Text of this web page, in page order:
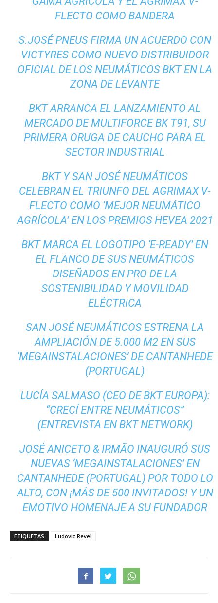
FLECTO COMO BANDERA
S.JOSÉ PNEUS FIRMA UN ACUERDO CON
VICTYRES COMO NUEVO DISTRIBUIDOR
OFICIAL DE LOS NEUMÁTICOS BKT EN LA
ZONA DE LEVANTE
BKT ARRANCA EL LANZAMIENTO AL
MERCADO DE MULTIFORCE BK T91, SU
PRIMERA ORUGA DE CAUCHO PARA EL
SECTOR INDUSTRIAL
BKT Y SAN JOSÉ NEUMÁTICOS
CELEBRAN EL TRIUNFO DEL AGRIMAX V-
FLECTO COMO ‘MEJOR NEUMÁTICO
AGRÍCOLA’ EN LOS PREMIOS HEVEA 2021
BKT MARCA EL LOGOTIPO ‘E-READY’ EN
EL FLANCO DE SUS NEUMÁTICOS
DISEÑADOS EN PRO DE LA
SOSTENIBILIDAD Y MOVILIDAD
ELÉCTRICA
SAN JOSÉ NEUMÁTICOS ESTRENA LA
AMPLIACIÓN DE 5.000 M2 EN SUS
‘MEGAINSTALACIONES’ DE CANTANHEDE
(PORTUGAL)
LUCÍA SALMASO (CEO DE BKT EUROPA):
“CRECÍ ENTRE NEUMÁTICOS”
(ENTREVISTA EN BKT NETWORK)
JOSÉ ANICETO & IRMÃO INAUGURÓ SUS
NUEVAS ‘MEGAINSTALACIONES’ EN
CANTANHEDE (PORTUGAL) POR TODO LO
ALTO, CON ¡MÁS DE 500 INVITADOS! Y UN
EMOTIVO HOMENAJE A SU FUNDADOR
ETIQUETAS Ludovic Revel